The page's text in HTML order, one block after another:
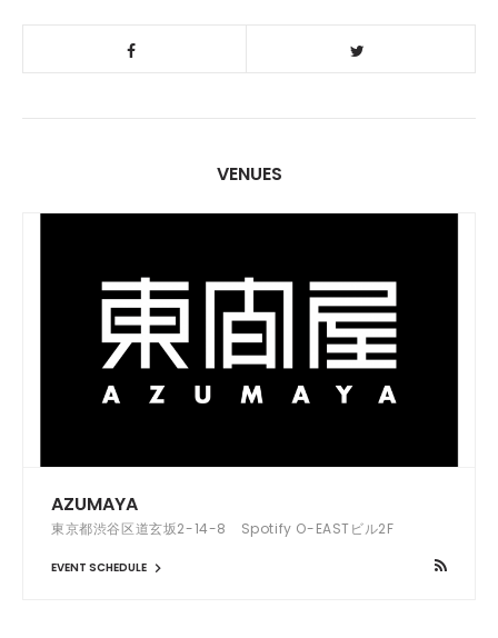
VENUES
AZUMAYA
東京都渋谷区道玄坂2-14-8 Spotify O-EASTビル2F
EVENT SCHEDULE